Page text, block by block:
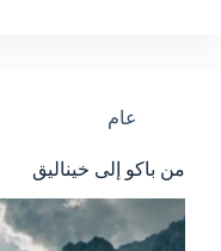
عام
من باكو إلى خيناليق